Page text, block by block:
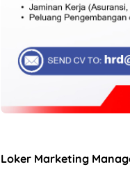
Loker Marketing